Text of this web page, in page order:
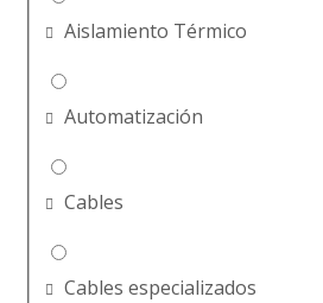
Aislamiento Térmico
Automatización
Cables
Cables especializados